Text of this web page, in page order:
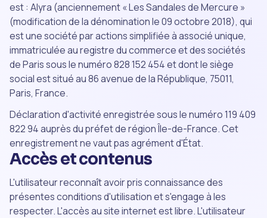
est : Alyra (anciennement « Les Sandales de Mercure »
(modification de la dénomination le 09 octobre 2018), qui
est une société par actions simplifiée à associé unique,
immatriculée au registre du commerce et des sociétés
de Paris sous le numéro 828 152 454 et dont le siège
social est situé au 86 avenue de la République, 75011,
Paris, France.
Déclaration d'activité enregistrée sous le numéro 119 409
822 94 auprès du préfet de région Île-de-France. Cet
enregistrement ne vaut pas agrément d'État.
Accès et contenus
L'utilisateur reconnaît avoir pris connaissance des
présentes conditions d'utilisation et s'engage à les
respecter. L'accès au site internet est libre. L'utilisateur